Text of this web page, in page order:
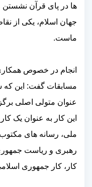
ها در پای قرآن نشستن
جهان اسلام، یکی از
ماست.
انجام در خصوص
مسابقات گفت: این که
عنوان متولی اصلی
این کار به عنوان یک
ملی، رسانه های
رهبری و ریاست
کار، کار جمهوری